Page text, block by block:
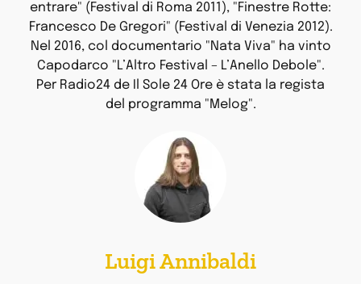
entrare" (Festival di Roma 2011), "Finestre Rotte:
Francesco De Gregori" (Festival di Venezia 2012).
Nel 2016, col documentario "Nata Viva" ha vinto
Capodarco "L’Altro Festival – L’Anello Debole".
Per Radio24 de Il Sole 24 Ore è stata la regista
del programma "Melog".
Luigi Annibaldi